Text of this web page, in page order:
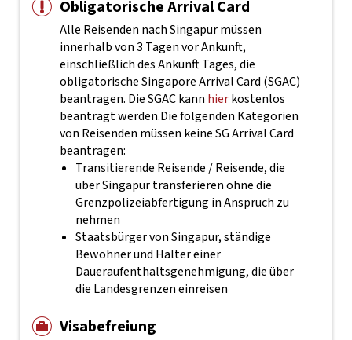
Obligatorische Arrival Card
Alle Reisenden nach Singapur müssen
innerhalb von 3 Tagen vor Ankunft,
einschließlich des Ankunft Tages, die
obligatorische Singapore Arrival Card (SGAC)
beantragen. Die SGAC kann hierkostenlos
beantragt werden.Die folgenden Kategorien
von Reisenden müssen keine SG Arrival Card
beantragen:
Transitierende Reisende / Reisende, die
über Singapur transferieren ohne die
Grenzpolizeiabfertigung in Anspruch zu
nehmen
Staatsbürger von Singapur, ständige
Bewohner und Halter einer
Daueraufenthaltsgenehmigung, die über
die Landesgrenzen einreisen
Visabefreiung